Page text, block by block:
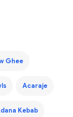
Ghee
Acaraje
Kebab